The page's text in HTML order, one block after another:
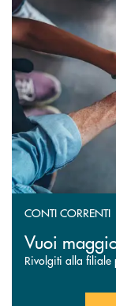
CONTI CORRENTI
Vuoi
Rivolgiti alla filiale